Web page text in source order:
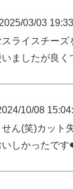
03/03
ライスチーズ
ましたが良く
10/08
ん(笑)カット
いしかったで